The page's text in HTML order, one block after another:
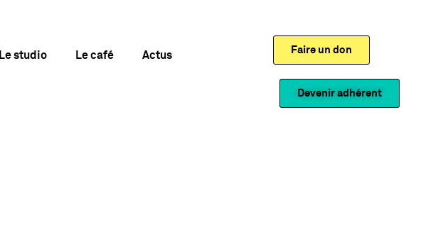
Le studio Le café Actus Faire un don
Devenir adhérent